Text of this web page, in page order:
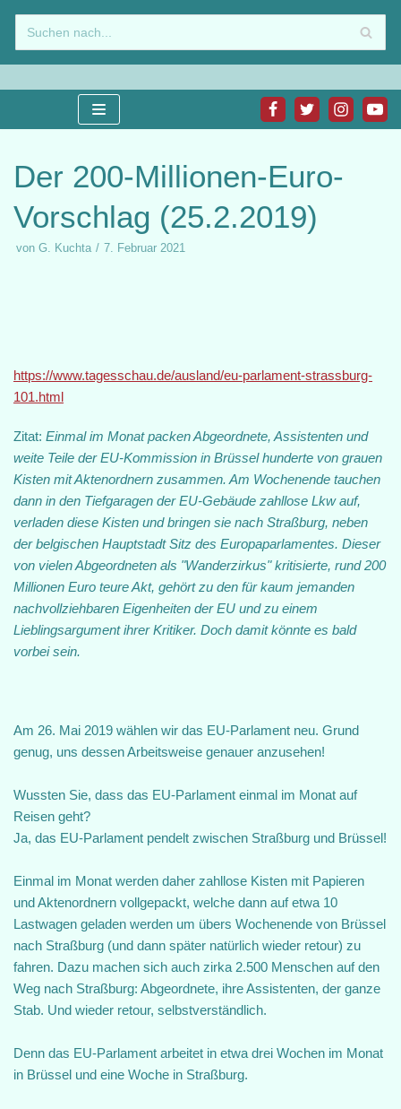
Zum
Inhalt
springen
Der 200-Millionen-Euro-
Vorschlag (25.2.2019)
von G. Kuchta 7. Februar 2021
https://www.tagesschau.de/ausland/eu-parlament-strassburg-
101.html
Zitat: Einmal im Monat packen Abgeordnete, Assistenten und
weite Teile der EU-Kommission in Brüssel hunderte von grauen
Kisten mit Aktenordnern zusammen. Am Wochenende tauchen
dann in den Tiefgaragen der EU-Gebäude zahllose Lkw auf,
verladen diese Kisten und bringen sie nach Straßburg, neben
der belgischen Hauptstadt Sitz des Europaparlamentes. Dieser
von vielen Abgeordneten als "Wanderzirkus" kritisierte, rund 200
Millionen Euro teure Akt, gehört zu den für kaum jemanden
nachvollziehbaren Eigenheiten der EU und zu einem
Lieblingsargument ihrer Kritiker. Doch damit könnte es bald
vorbei sein.
Am 26. Mai 2019 wählen wir das EU-Parlament neu. Grund
genug, uns dessen Arbeitsweise genauer anzusehen!
Wussten Sie, dass das EU-Parlament einmal im Monat auf
Reisen geht?
Ja, das EU-Parlament pendelt zwischen Straßburg und Brüssel!
Einmal im Monat werden daher zahllose Kisten mit Papieren
und Aktenordnern vollgepackt, welche dann auf etwa 10
Lastwagen geladen werden um übers Wochenende von Brüssel
nach Straßburg (und dann später natürlich wieder retour) zu
fahren. Dazu machen sich auch zirka 2.500 Menschen auf den
Weg nach Straßburg: Abgeordnete, ihre Assistenten, der ganze
Stab. Und wieder retour, selbstverständlich.
Denn das EU-Parlament arbeitet in etwa drei Wochen im Monat
in Brüssel und eine Woche in Straßburg.